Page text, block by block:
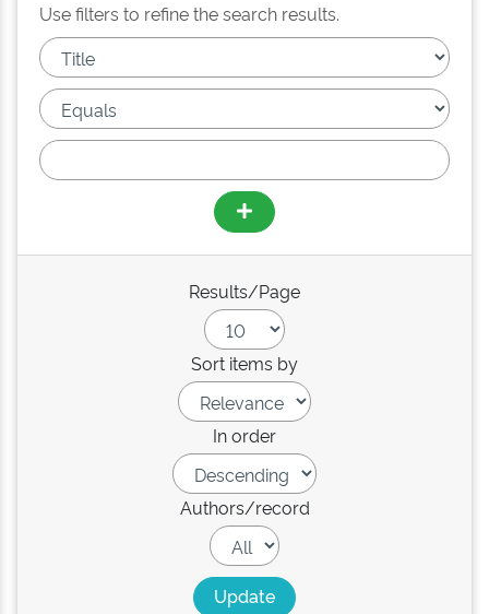
Use filters to refine the search results.
Results/Page
Sort items by
In order
Authors/record